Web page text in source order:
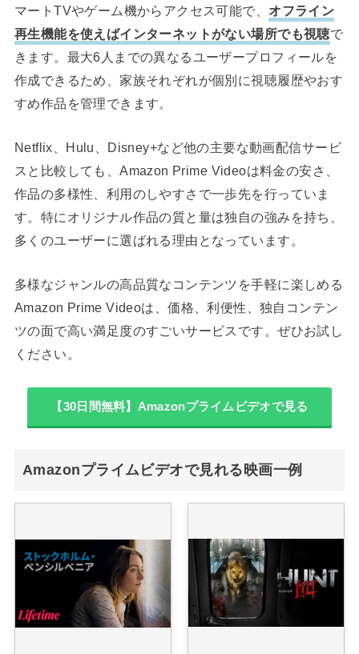
マートTVやゲーム機からアクセス可能で、 オフライン
再生機能を使えばインターネットがない場所でも視聴で
きます。最大6人までの異なるユーザープロフィールを
作成できるため、家族それぞれが個別に視聴履歴やおす
すめ作品を管理できます。
Netflix、Hulu、Disney+など他の主要な動画配信サービ
スと比較しても、Amazon Prime Videoは料金の安さ、
作品の多様性、利用のしやすさで一歩先を行っていま
す。特にオリジナル作品の質と量は独自の強みを持ち、
多くのユーザーに選ばれる理由となっています。
多様なジャンルの高品質なコンテンツを手軽に楽しめる
Amazon Prime Videoは、価格、利便性、独自コンテン
ツの面で高い満足度のすごいサービスです。ぜひお試し
ください。
【30日間無料】Amazonプライムビデオで見る
Amazonプライムビデオで見れる映画一例